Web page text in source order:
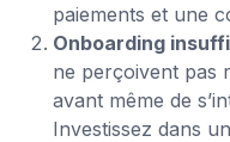
paiements et une
Onboarding
ne perçoivent pas
avant même de
Investissez dans